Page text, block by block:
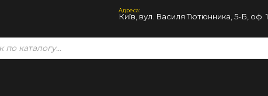
Адреса:
Київ, вул. Василя Тютюнника, 5-Б, оф. 1